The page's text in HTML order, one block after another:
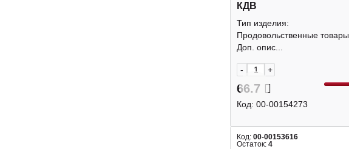
КДВ
Тип изделия:
Продовольственные товары
Доп. опис...
- +
66.7
Код: 00-00154273
Код: 00-00153616
Остаток: 4